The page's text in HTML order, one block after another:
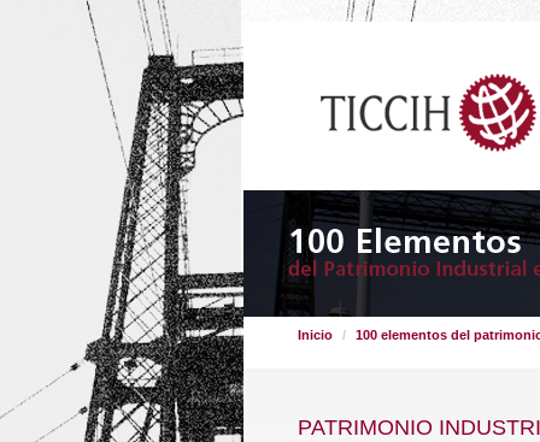
Inicio 100 elementos del
PATRIMONIO